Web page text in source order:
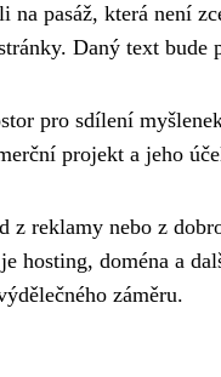
na pasáž, která není
Daný text bude
pro sdílení
projekt a jeho
z reklamy nebo z
hosting, doména a
záměru.